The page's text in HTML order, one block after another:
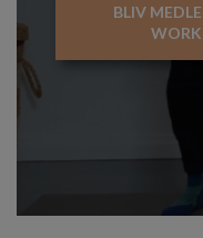
BLIV